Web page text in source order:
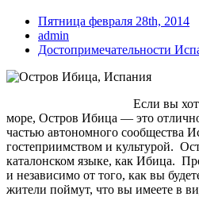
Пятница февраля 28th, 2014
admin
Достопримечательности
Если вы
море, Остров Ибица — это
частью автономного сообщества
гостеприимством и культурой.
каталонском языке, как Ибица.
и независимо от того, как вы
жители поймут, что вы имеете в